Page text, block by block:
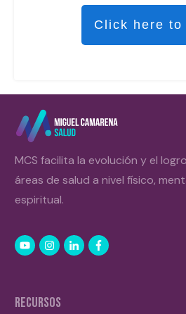
Click here to
MCS facilita la evolución y el
áreas de salud a nivel físico,
espiritual.
RECURSOS